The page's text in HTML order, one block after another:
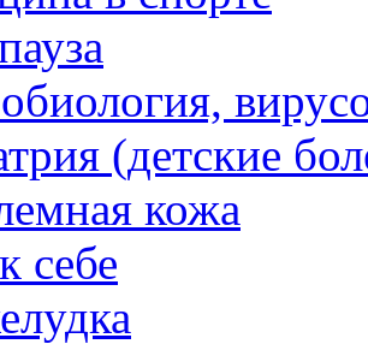
(детские
кожа
себе